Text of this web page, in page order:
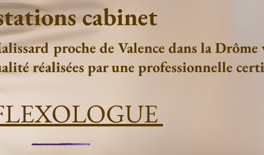
cabinet
proche de Valence dans la Drôme
réalisées par une professionnelle